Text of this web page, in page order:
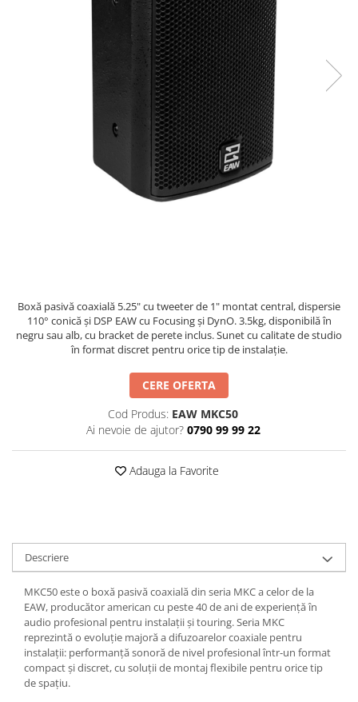
Accesorii pentru boxe
Monitoare de scena
Subwoofere Active
Cabluri la metru
Conectori Audio
Stage Box Multicore
Microfoane cu fir pentru live
Microfoane de captura
Microfoane pentru instrumente
Microfoane USB - Podcast, Gaming
Seturi de microfoane
Sisteme wireless
Mixere
Moving head-uri – Spot
Boxă pasivă coaxială 5.25" cu tweeter de 1" montat central, dispersie
110° conică și DSP EAW cu Focusing și DynO. 3.5kg, disponibilă în
negru sau alb, cu bracket de perete inclus. Sunet cu calitate de studio
în format discret pentru orice tip de instalație.
CERE OFERTA
Cod Produs: EAW MKC50
Ai nevoie de ajutor? 0790 99 99 22
Adauga la Favorite
Descriere
MKC50 este o boxă pasivă coaxială din seria MKC a celor de la
EAW, producător american cu peste 40 de ani de experiență în
audio profesional pentru instalații și touring. Seria MKC
reprezintă o evoluție majoră a difuzoarelor coaxiale pentru
instalații: performanță sonoră de nivel profesional într-un format
compact și discret, cu soluții de montaj flexibile pentru orice tip
de spațiu.